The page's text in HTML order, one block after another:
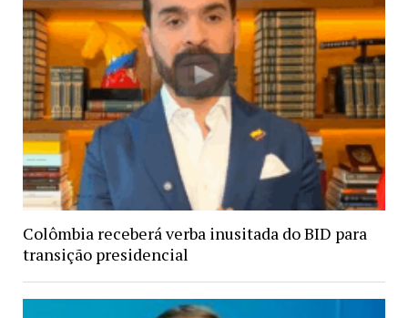
Colômbia receberá verba inusitada do BID para
transição presidencial